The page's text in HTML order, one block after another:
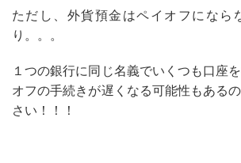
ただし、外貨預金はペイオフになら
り。。。
１つの銀行に同じ名義でいくつも口座
オフの手続きが遅くなる可能性もある
さい！！！